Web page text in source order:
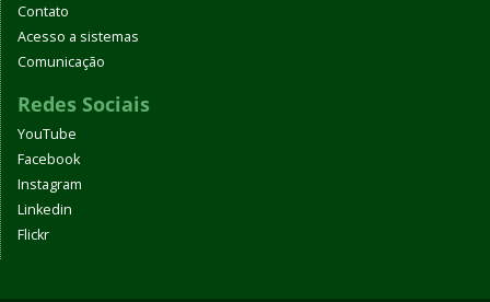
Contato
Acesso a sistemas
Comunicação
Redes Sociais
YouTube
Facebook
Instagram
Linkedin
Flickr